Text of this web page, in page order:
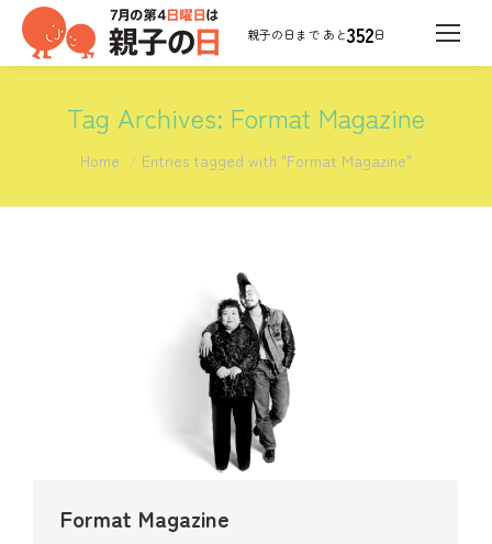
352日
Tag Archives: Format Magazine
You are here:
Home Entries tagged with "Format Magazine"
Format Magazine